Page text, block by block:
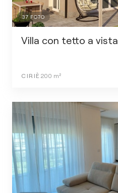
37 FOTO
Villa con tetto a vista
CIRIÈ 200 m²